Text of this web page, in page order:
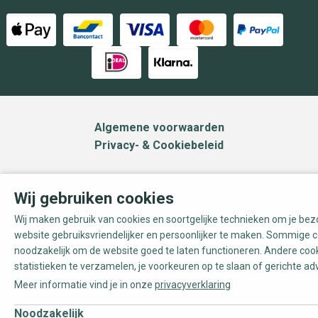
Algemene voorwaarden
Privacy- & Cookiebeleid
Wij gebruiken cookies
Wij maken gebruik van cookies en soortgelijke technieken om je
website gebruiksvriendelijker en persoonlijker te maken. Sommige
noodzakelijk om de website goed te laten functioneren. Andere
statistieken te verzamelen, je voorkeuren op te slaan of gerichte
Meer informatie vind je in onze privacyverklaring
Noodzakelijk